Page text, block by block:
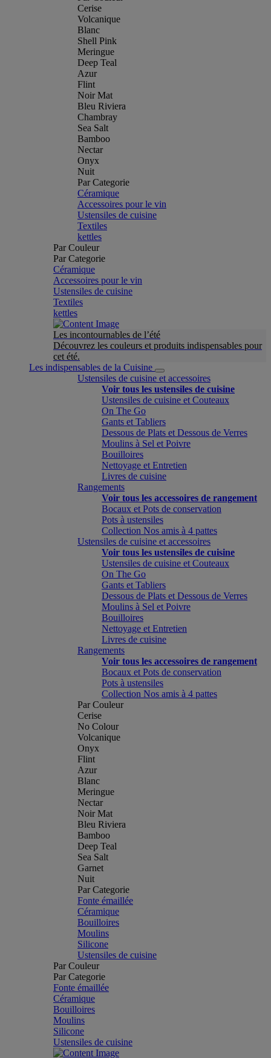
Cerise
Volcanique
Blanc
Shell Pink
Meringue
Deep Teal
Azur
Flint
Noir Mat
Bleu Riviera
Chambray
Sea Salt
Bamboo
Nectar
Onyx
Nuit
Par Categorie
Céramique
Accessoires pour le vin
Ustensiles de cuisine
Textiles
kettles
Par Couleur
Par Categorie
Céramique
Accessoires pour le vin
Ustensiles de cuisine
Textiles
kettles
Les incontournables de l’été
Découvrez les couleurs et produits indispensables pour
cet été.
Les indispensables de la Cuisine
Ustensiles de cuisine et accessoires
Voir tous les ustensiles de cuisine
Ustensiles de cuisine et Couteaux
On The Go
Gants et Tabliers
Dessous de Plats et Dessous de Verres
Moulins à Sel et Poivre
Bouilloires
Nettoyage et Entretien
Livres de cuisine
Rangements
Voir tous les accessoires de rangement
Bocaux et Pots de conservation
Pots à ustensiles
Collection Nos amis à 4 pattes
Ustensiles de cuisine et accessoires
Voir tous les ustensiles de cuisine
Ustensiles de cuisine et Couteaux
On The Go
Gants et Tabliers
Dessous de Plats et Dessous de Verres
Moulins à Sel et Poivre
Bouilloires
Nettoyage et Entretien
Livres de cuisine
Rangements
Voir tous les accessoires de rangement
Bocaux et Pots de conservation
Pots à ustensiles
Collection Nos amis à 4 pattes
Par Couleur
Cerise
No Colour
Volcanique
Onyx
Flint
Azur
Blanc
Meringue
Nectar
Noir Mat
Bleu Riviera
Bamboo
Deep Teal
Sea Salt
Garnet
Nuit
Par Categorie
Fonte émaillée
Céramique
Bouilloires
Moulins
Silicone
Ustensiles de cuisine
Par Couleur
Par Categorie
Fonte émaillée
Céramique
Bouilloires
Moulins
Silicone
Ustensiles de cuisine